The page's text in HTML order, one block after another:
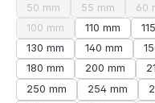
50 mm
(Diese Option ist zurzeit
55 mm
(Diese
60
100 mm
(Diese Option ist
110 mm
130 mm
140 mm
180 mm
200 mm
250 mm
254 mm